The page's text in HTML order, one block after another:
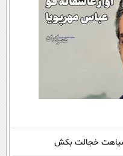
سیاهت خجالت بکش